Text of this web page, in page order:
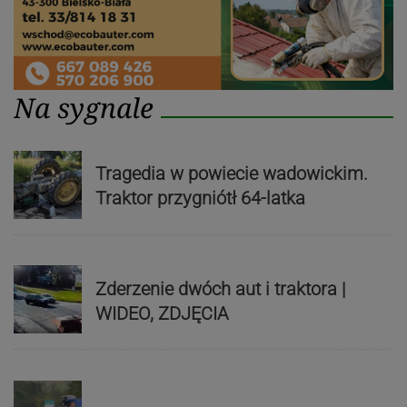
Na sygnale
Tragedia w powiecie wadowickim.
Traktor przygniótł 64-latka
Zderzenie dwóch aut i traktora |
WIDEO, ZDJĘCIA